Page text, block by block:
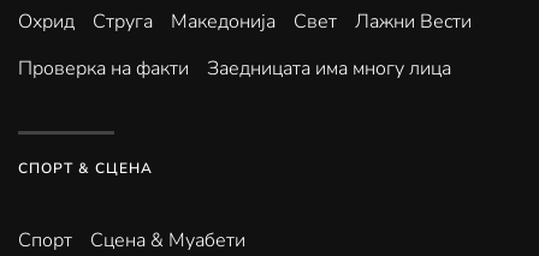
Охрид Струга Македонија Свет
Лажни Вести
Проверка на факти
Заедницата има многу лица
СПОРТ & СЦЕНА
Спорт Сцена & Муабети